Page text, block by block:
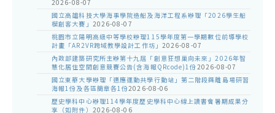
2026-08-07
國立高雄科技大學海事學院造船及海洋工程系辦理「2026學生船
模創客大賽」 2026-08-07
桃園市立陽明高級中等學校辦理115學年度第一學期數位前導學校
計畫「AR2VR跨域教學設計工作坊」 2026-08-07
內政部建築研究所主辦第十九屆「創意狂想巢向未來」2026年智
慧化居住空間創意競賽公告(含海報QRcode)1份2026-08-07
國立東華大學辦理「適應運動共學行動站」第二階段與離島場研習
海報1份及各區簡章各1份2026-08-06
歷史學科中心辦理114學年度歷史學科中心線上讀書會暑期成果分
享（如附件） 2026-08-06